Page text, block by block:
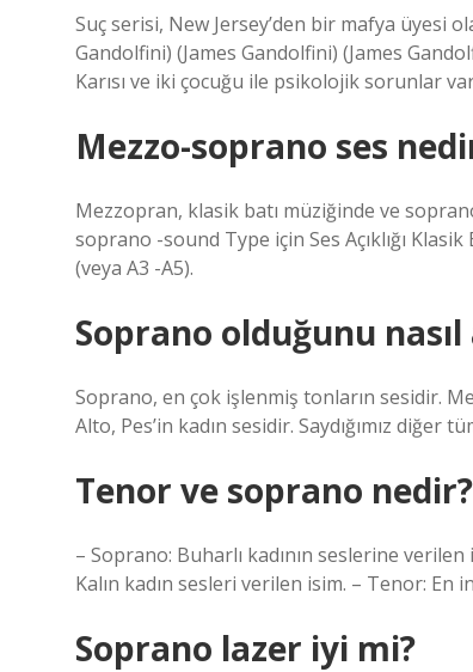
Suç serisi, New Jersey’den bir mafya üyesi
Gandolfini) (James Gandolfini) (James
Karısı ve iki çocuğu ile psikolojik sorunlar
Mezzo-soprano ses
Mezzopran, klasik batı müziğinde ve
soprano -sound Type için Ses Açıklığı
(veya A3 -A5).
Soprano olduğunu nasıl
Soprano, en çok işlenmiş tonların sesidir.
Alto, Pes’in kadın sesidir. Saydığımız diğer
Tenor ve soprano nedir?
– Soprano: Buharlı kadının seslerine
Kalın kadın sesleri verilen isim. – Tenor: En
Soprano lazer iyi mi?